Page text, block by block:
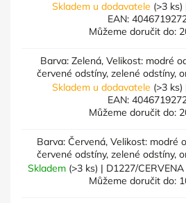
Skladem u dodavatele (>3 ks)
EAN:
Můžeme doručit do:
Barva: Zelená, Velikost: modré
červené odstíny, zelené odstíny,
Skladem u dodavatele (>3 ks)
EAN:
Můžeme doručit do:
Barva: Červená, Velikost: modré
červené odstíny, zelené odstíny,
Skladem (>3 ks) | D1227/CERVENA
Můžeme doručit do: